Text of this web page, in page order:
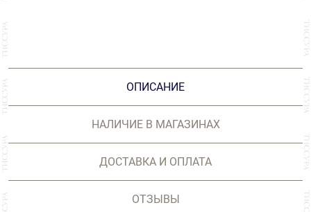
ОПИСАНИЕ
НАЛИЧИЕ В МАГАЗИНАХ
ДОСТАВКА И ОПЛАТА
ОТЗЫВЫ